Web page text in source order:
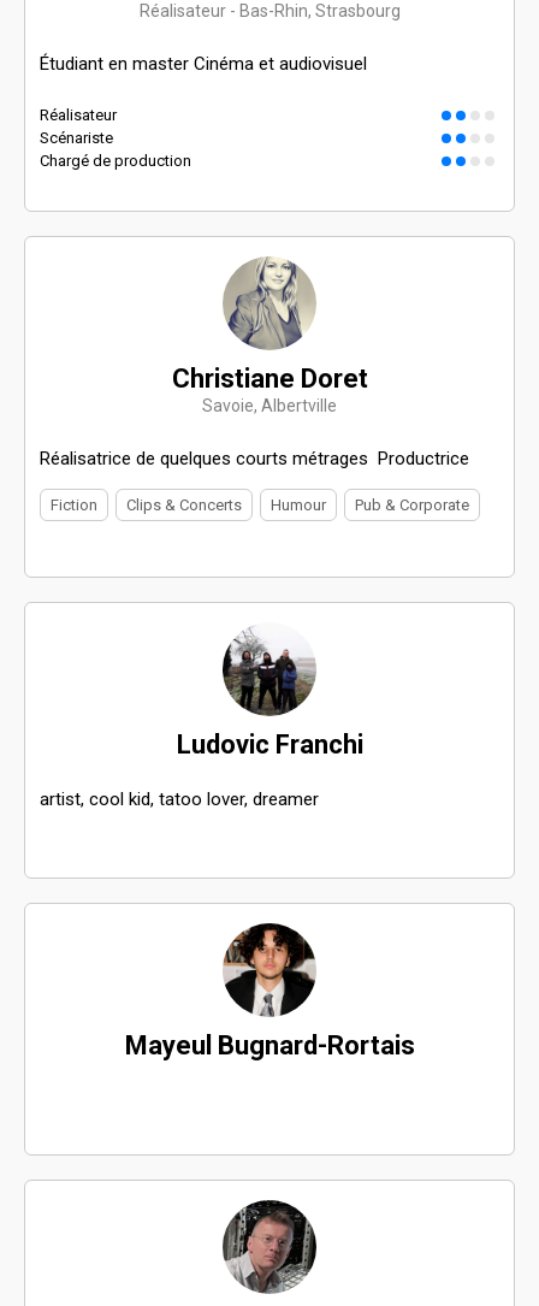
Réalisateur - Bas-Rhin, Strasbourg
Étudiant en master Cinéma et audiovisuel
Réalisateur
Scénariste
Chargé de production
Christiane Doret
Savoie, Albertville
Réalisatrice de quelques courts métrages Productrice
Fiction Clips & Concerts Humour Pub & Corporate
Ludovic Franchi
artist, cool kid, tatoo lover, dreamer
Mayeul Bugnard-Rortais